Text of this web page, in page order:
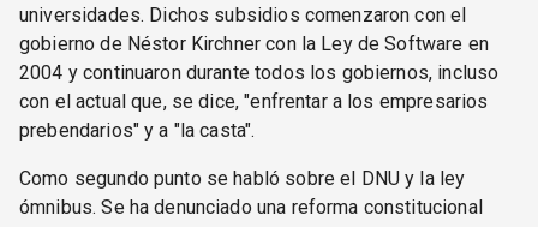
universidades. Dichos subsidios comenzaron con el
gobierno de Néstor Kirchner con la Ley de Software en
2004 y continuaron durante todos los gobiernos, incluso
con el actual que, se dice, "enfrentar a los empresarios
prebendarios" y a "la casta".
Como segundo punto se habló sobre el DNU y la ley
ómnibus. Se ha denunciado una reforma constitucional